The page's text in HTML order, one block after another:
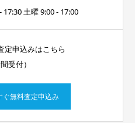
土曜 9:00 - 17:00
定申込みはこちら
受付）
ぐ無料査定申込み